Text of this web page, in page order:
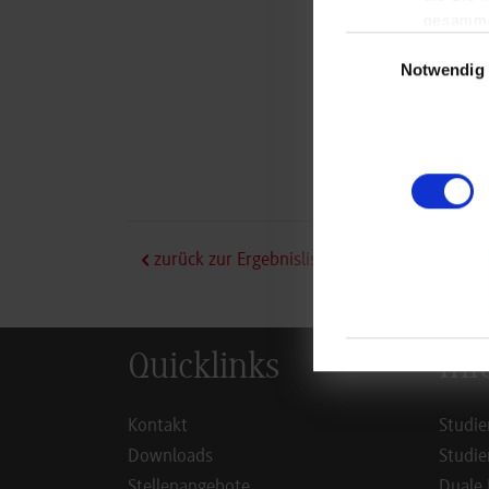
Notwendig
zurück zur Ergebnisliste
Quicklinks
Kontakt
Downloads